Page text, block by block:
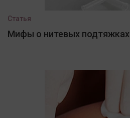
Статья
Мифы о нитевых подтяжках